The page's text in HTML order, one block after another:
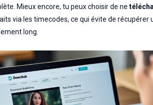
Mieux encore, tu peux choisir de ne
via les timecodes, ce qui évite de récupérer
long.